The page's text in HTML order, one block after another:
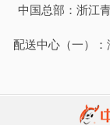
中国总部：浙江
配送中心（一）